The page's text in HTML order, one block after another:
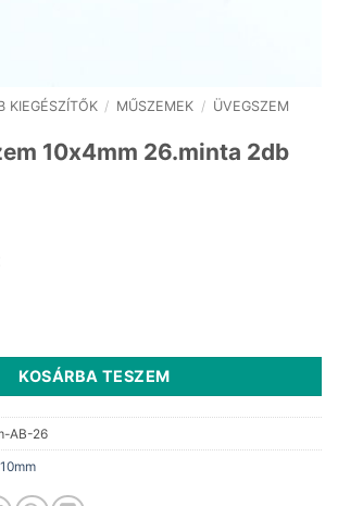
KIEGÉSZÍTŐK / MŰSZEMEK / ÜVEGSZEM
10x4mm 26.minta 2db
Current
26.minta 2db mennyiség
KOSÁRBA TESZEM
AB-26